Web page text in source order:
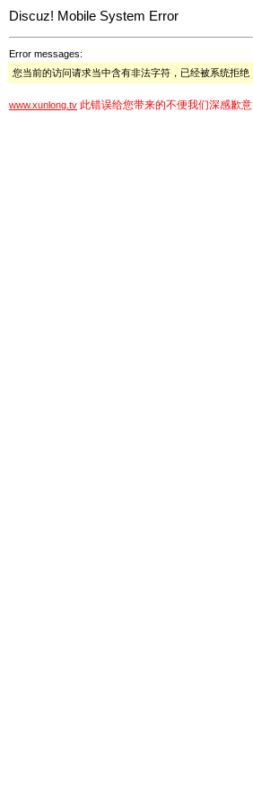
Discuz! Mobile System Error
Error messages:
您当前的访问请求当中含有非法字符，已经被系统拒绝
www.xunlong.tv 此错误给您带来的不便我们深感歉意